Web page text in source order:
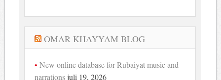
OMAR KHAYYAM BLOG
New online database for Rubaiyat music and
narrations juli 19, 2026